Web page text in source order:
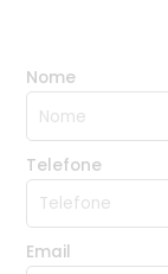
Nome
Telefone
Email